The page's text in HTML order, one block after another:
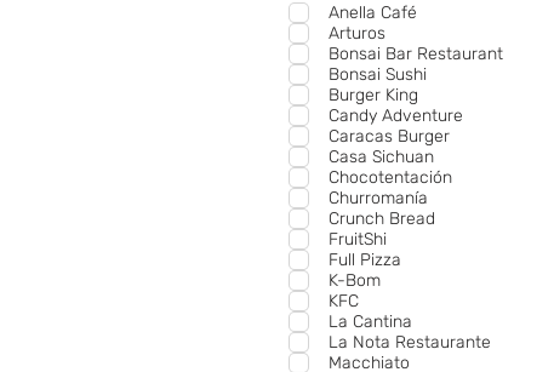
Anella Café
Arturos
Bonsai Bar Restaurant
Bonsai Sushi
Burger King
Candy Adventure
Caracas Burger
Casa Sichuan
Chocotentación
Churromanía
Crunch Bread
FruitShi
Full Pizza
K-Bom
KFC
La Cantina
La Nota Restaurante
Macchiato